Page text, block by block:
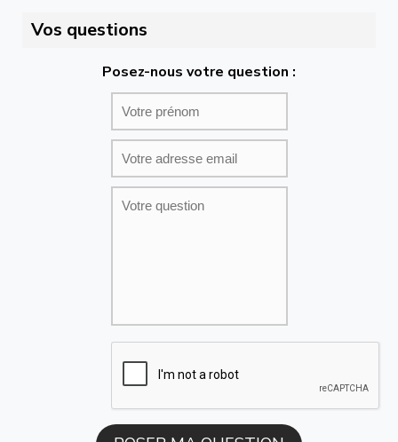
Vos questions
Posez-nous votre question :